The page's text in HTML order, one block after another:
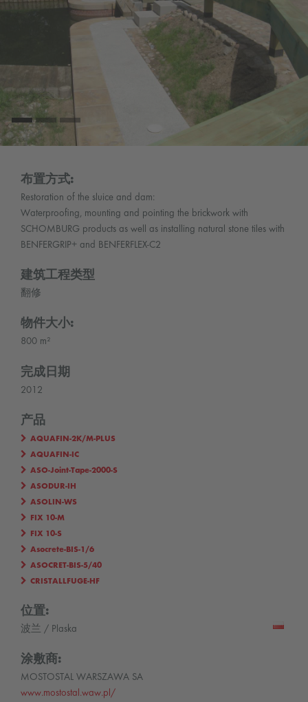
布置方式:
Restoration of the sluice and dam:
Waterproofing, mounting and pointing the brickwork with
SCHOMBURG products as well as installing natural stone tiles with
BENFERGRIP+ and BENFERFLEX-C2
建筑工程类型
翻修
物件大小:
800 m²
完成日期
2012
产品
AQUAFIN-2K/M-PLUS
AQUAFIN-IC
ASO-Joint-Tape-2000-S
ASODUR-IH
ASOLIN-WS
FIX 10-M
FIX 10-S
Asocrete-BIS-1/6
ASOCRET-BIS-5/40
CRISTALLFUGE-HF
位置:
波兰 / Plaska
涂敷商:
MOSTOSTAL WARSZAWA SA
www.mostostal.waw.pl/